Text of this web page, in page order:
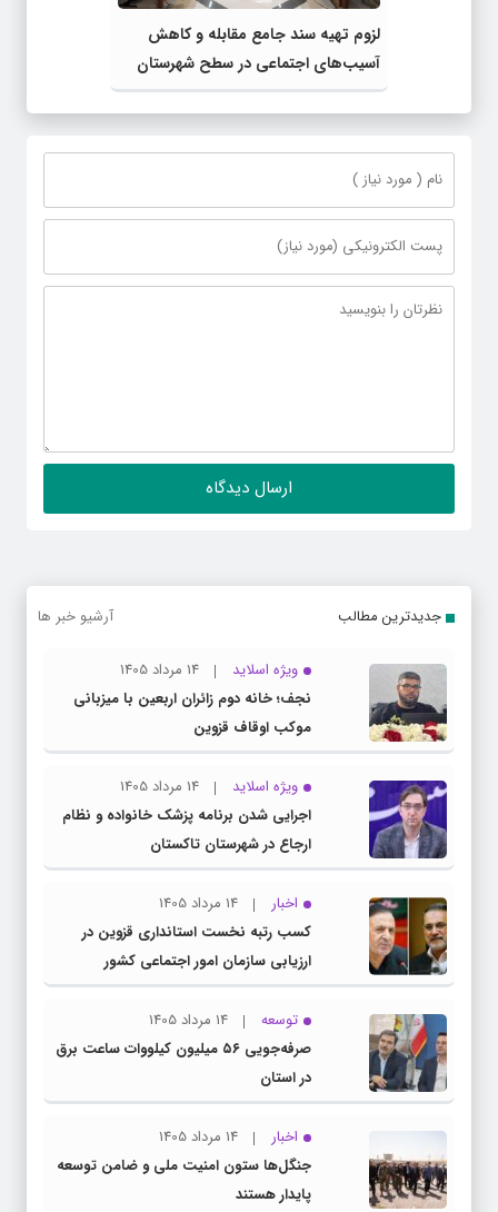
لزوم تهیه سند جامع مقابله و کاهش
آسیب‌های اجتماعی در سطح شهرستان
جدیدترین مطالب آرشیو خبر ها
ویژه اسلاید
14 مرداد 1405
نجف؛ خانه دوم زائران اربعین با میزبانی
موکب اوقاف قزوین
ویژه اسلاید
14 مرداد 1405
اجرایی شدن برنامه پزشک خانواده و نظام
ارجاع در شهرستان تاکستان
اخبار
14 مرداد 1405
کسب رتبه نخست استانداری قزوین در
ارزیابی سازمان امور اجتماعی کشور
توسعه
14 مرداد 1405
صرفه‌جویی ۵۶ میلیون کیلووات‌ ساعت برق
در استان
اخبار
14 مرداد 1405
جنگل‌ها ستون امنیت ملی و ضامن توسعه
پایدار هستند